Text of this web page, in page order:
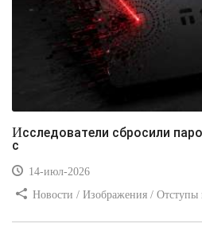
Исследователи сбросили пароль кошелька Tangem
с
14-июл-2026
Новости / Изображения /